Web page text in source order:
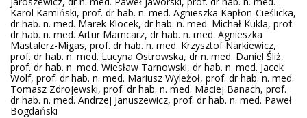
Karol Kamiński, prof. dr hab. n. med. Agnieszka Kapłon-Cieślicka,
dr hab. n. med. Marek Klocek, dr hab. n. med. Michał Kukla, prof.
dr hab. n. med. Artur Mamcarz, dr hab. n. med. Agnieszka
Mastalerz-Migas, prof. dr hab. n. med. Krzysztof Narkiewicz,
prof. dr hab. n. med. Lucyna Ostrowska, dr n. med. Daniel Śliż,
prof. dr hab. n. med. Wiesław Tarnowski, dr hab. n. med. Jacek
Wolf, prof. dr hab. n. med. Mariusz Wyleżoł, prof. dr hab. n. med.
Tomasz Zdrojewski, prof. dr hab. n. med. Maciej Banach, prof.
dr hab. n. med. Andrzej Januszewicz, prof. dr hab. n. med. Paweł
Bogdański